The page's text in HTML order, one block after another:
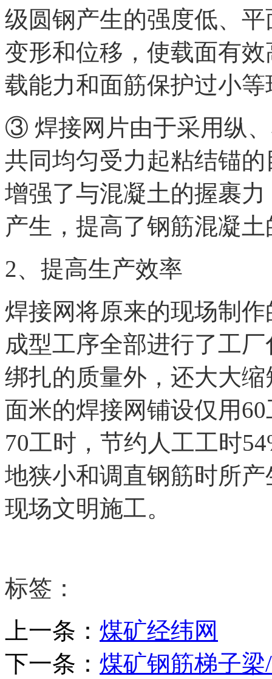
级圆钢产生的强度低、
变形和位移，使载面有
载能力和面筋保护过小等
③ 焊接网片由于采用纵
共同均匀受力起粘结锚
增强了与混凝土的握裹
产生，提高了钢筋混凝
2、提高生产效率
焊接网将原来的现场制
成型工序全部进行了工
绑扎的质量外，还大大
面米的焊接网铺设仅用
70工时，节约人工工时
地狭小和调直钢筋时所
现场文明施工。
标签：
上一条： 煤矿经纬网
下一条： 煤矿钢筋梯子